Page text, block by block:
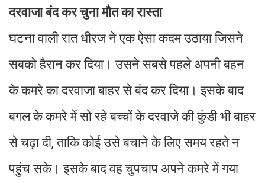
दरवाजा बंद कर चुना मौत का रास्ता
घटना वाली रात धीरज ने एक ऐसा कदम उठाया जिसने
सबको हैरान कर दिया। उसने सबसे पहले अपनी बहन
के कमरे का दरवाजा बाहर से बंद कर दिया। इसके बाद
बगल के कमरे में सो रहे बच्चों के दरवाजे की कुंडी भी बाहर
से चढ़ा दी, ताकि कोई उसे बचाने के लिए समय रहते न
पहुंच सके। इसके बाद वह चुपचाप अपने कमरे में गया